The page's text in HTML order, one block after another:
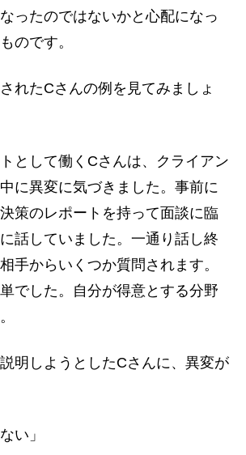
ったのではないかと心配になっ
のです。
れたCさんの例を見てみましょ
として働くCさんは、クライアン
に異変に気づきました。事前に
策のレポートを持って面談に臨
話していました。一通り話し終
手からいくつか質問されます。
でした。自分が得意とする分野
明しようとしたCさんに、異変が
い」